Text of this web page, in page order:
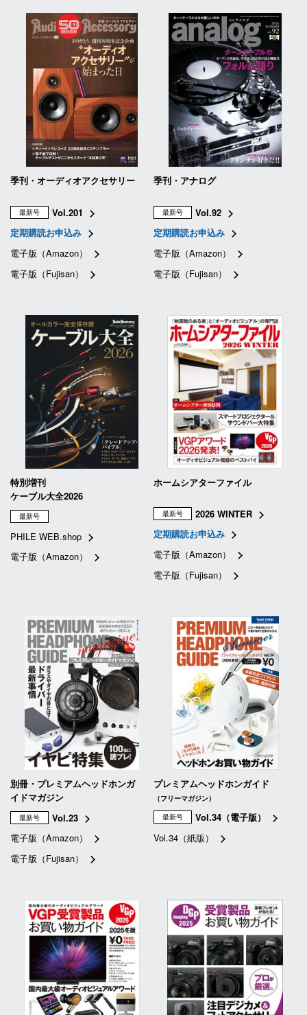
季刊・オーディオアクセサリー
最新号
Vol.201
定期購読お申込み
電子版（Amazon）
電子版（Fujisan）
季刊・アナログ
最新号
Vol.92
定期購読お申込み
電子版（Amazon）
電子版（Fujisan）
特別増刊
ケーブル大全2026
最新号
PHILE WEB.shop
電子版（Amazon）
ホームシアターファイル
最新号
2026 WINTER
定期購読お申込み
電子版（Amazon）
電子版（Fujisan）
別冊・プレミアムヘッドホンガ
イドマガジン
最新号
Vol.23
電子版（Amazon）
電子版（Fujisan）
プレミアムヘッドホンガイド
（フリーマガジン）
最新号
Vol.34（電子版）
Vol.34（紙版）